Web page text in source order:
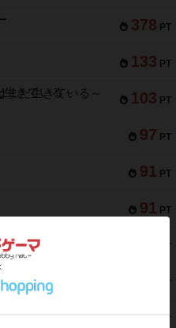
378 PT
133 PT
103 PT
だ生きている～
97 PT
91 PT
91 PT
PT
PT
75 PT